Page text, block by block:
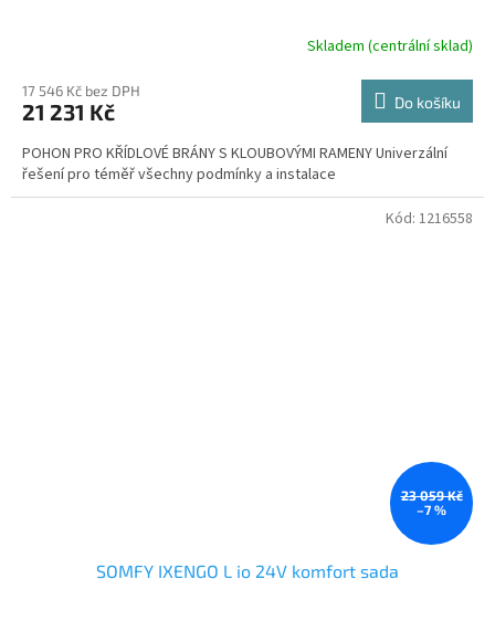
Skladem (centrální sklad)
17 546 Kč bez DPH
21 231 Kč Do košíku
POHON PRO KŘÍDLOVÉ BRÁNY S KLOUBOVÝMI RAMENY Univerzální
řešení pro téměř všechny podmínky a instalace
23 059 Kč
–7 %
SOMFY IXENGO L io 24V komfort sada
Kód: 1216558